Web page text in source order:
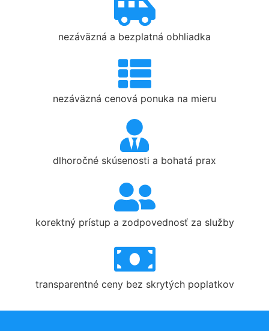
nezáväzná a bezplatná obhliadka
nezáväzná cenová ponuka na mieru
dlhoročné skúsenosti a bohatá prax
korektný prístup a zodpovednosť za služby
transparentné ceny bez skrytých poplatkov